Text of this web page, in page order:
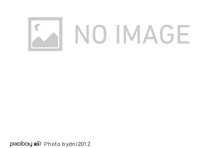
Photo bydni2012